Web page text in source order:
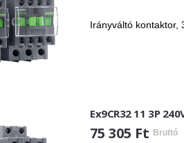
Irányváltó kontaktor,
Ex9CR32 11 3P
75 305 Ft Bruttó